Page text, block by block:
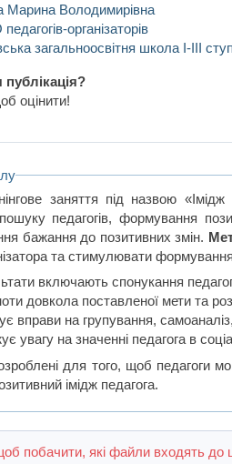
Марина Володимирівна
організаторів
загальноосвітня школа І-ІІІ
оцінити!
заняття під назвою «Імідж
пошуку педагогів, формування
бажання до позитивних змін.
та стимулювати
включають спонукання
довкола поставленої мети та
вправи на групування,
увагу на значенні педагога в
для того, щоб педагоги
імідж педагога.
побачити, які файли входять до